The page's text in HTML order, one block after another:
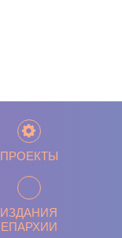
ПРОЕКТЫ
ИЗДАНИЯ
ЕПАРХИИ